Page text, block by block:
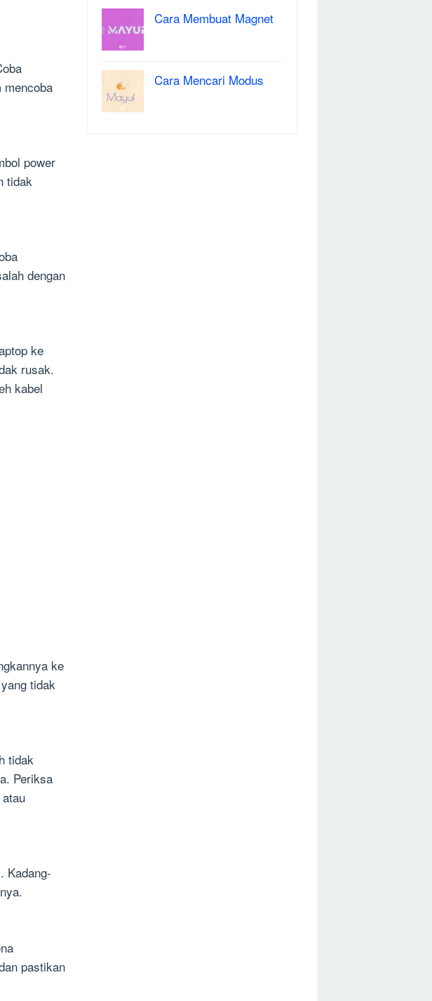
mencoba
power
tidak
dengan
ke
rusak.
kabel
ke
tidak
tidak
Periksa
Kadang-
pastikan
Cara Membuat Magnet
Cara Mencari Modus